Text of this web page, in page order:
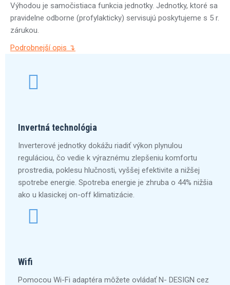
Výhodou je samočistiaca funkcia jednotky. Jednotky, ktoré sa
pravidelne odborne (profylakticky) servisujú poskytujeme s 5 r.
zárukou.
Podrobnejší opis ↴
Invertná technológia
Inverterové jednotky dokážu riadiť výkon plynulou
reguláciou, čo vedie k výraznému zlepšeniu komfortu
prostredia, poklesu hlučnosti, vyššej efektivite a nižšej
spotrebe energie. Spotreba energie je zhruba o 44% nižšia
ako u klasickej on-off klimatizácie.
Wifi
Pomocou Wi-Fi adaptéra môžete ovládať N- DESIGN cez